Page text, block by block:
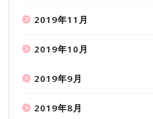
2019年11月
2019年10月
2019年9月
2019年8月